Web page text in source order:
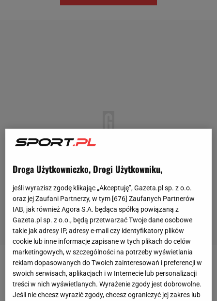
W poniedziałek o godzinie 11.30 CristianoRonaldo
stawił się w madryckim sądzie, gdzie złożył
zeznania w sprawie oszustw podatkowych, o które
Droga Użytkowniczko, Drogi Użytkowniku,
jeśli wyrazisz zgodę klikając „Akceptuję”, Gazeta.pl sp. z o.o.
oraz jej Zaufani Partnerzy, w tym [676] Zaufanych Partnerów
IAB, jak również Agora S.A. będąca spółką powiązaną z
Gazeta.pl sp. z o.o., będą przetwarzać Twoje dane osobowe
takie jak adresy IP, adresy e-mail czy identyfikatory plików
cookie lub inne informacje zapisane w tych plikach do celów
marketingowych, w szczególności na potrzeby wyświetlania
reklam dopasowanych do Twoich zainteresowań i preferencji w
swoich serwisach, aplikacjach i w Internecie lub personalizacji
treści w nich wyświetlanych. Wyrażenie zgody jest dobrowolne.
Jeśli nie chcesz wyrazić zgody, chcesz ograniczyć jej zakres lub